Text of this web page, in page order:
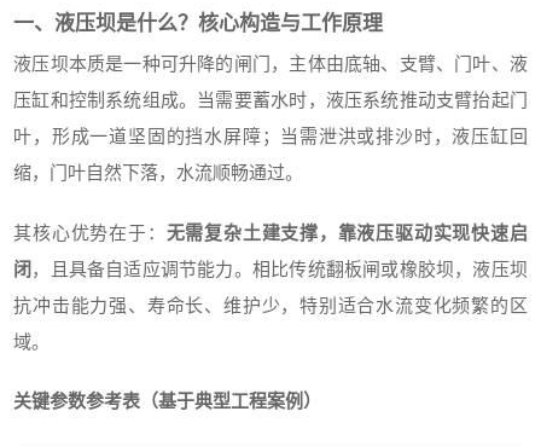
一、液压坝是什么？核心构造与工作原理
液压坝本质是一种可升降的闸门，主体由底轴、支臂、门叶、液
压缸和控制系统组成。当需要蓄水时，液压系统推动支臂抬起门
叶，形成一道坚固的挡水屏障；当需泄洪或排沙时，液压缸回
缩，门叶自然下落，水流顺畅通过。
其核心优势在于： 无需复杂土建支撑，靠液压驱动实现快速启
闭 ，且具备自适应调节能力。相比传统翻板闸或橡胶坝，液压坝
抗冲击能力强、寿命长、维护少，特别适合水流变化频繁的区
域。
关键参数参考表（基于典型工程案例）